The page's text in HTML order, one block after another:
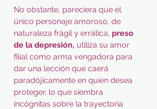
No obstante, pareciera que el
único personaje amoroso, de
naturaleza frágil y errática, preso
de la depresión, utiliza su amor
filial como arma vengadora para
dar una lección que caerá
paradójicamente en quien desea
proteger, lo que siembra
incógnitas sobre la trayectoria